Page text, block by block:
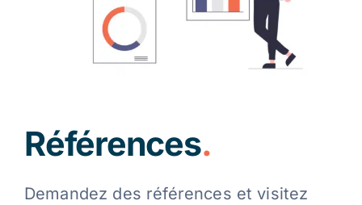
Références.
Demandez des références et visitez